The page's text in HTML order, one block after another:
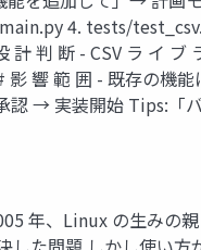
4. tests/
判 断 - CSV ラ イ
影 響 範 囲 - 既存の
→ 実装開始 Tips:「
年、Linux の生みの